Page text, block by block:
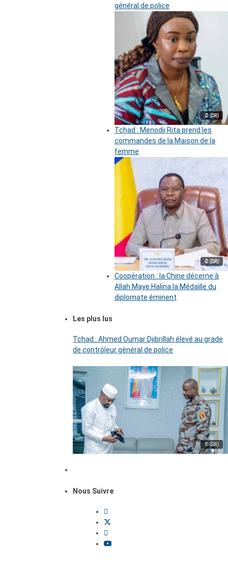
général de police
© (DR)
Tchad : Menodji Rita prend les
commandes de la Maison de la
femme
© (DR)
Coopération : la Chine décerne à
Allah Maye Halina la Médaille du
diplomate éminent
Les plus lus
Tchad : Ahmed Oumar Djibrillah élevé au grade
de contrôleur général de police
© (DR)
Nous Suivre